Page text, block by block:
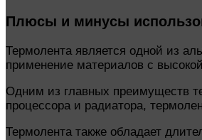
Плюсы и минусы
Термолента является одной из
применение материалов с
Одним из главных преимуществ
процессора и радиатора,
Термолента также обладает